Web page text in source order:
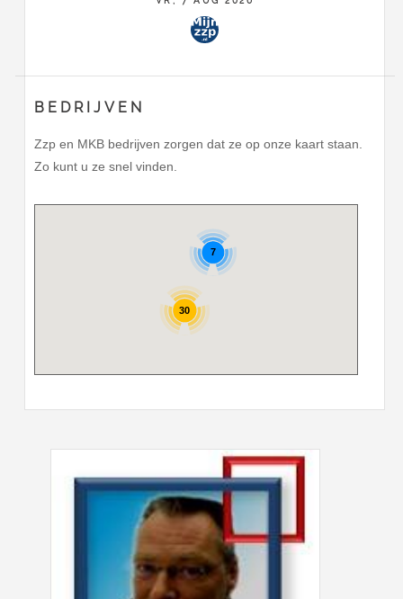
BEDRIJVEN
Zzp en MKB bedrijven zorgen dat ze op onze kaart staan.
Zo kunt u ze snel vinden.
30
7